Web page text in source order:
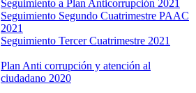
Seguimiento a Plan Anticorrupción 2021
Seguimiento Segundo Cuatrimestre PAAC
2021
Seguimiento Tercer Cuatrimestre 2021
Plan Anti corrupción y atención al
ciudadano 2020